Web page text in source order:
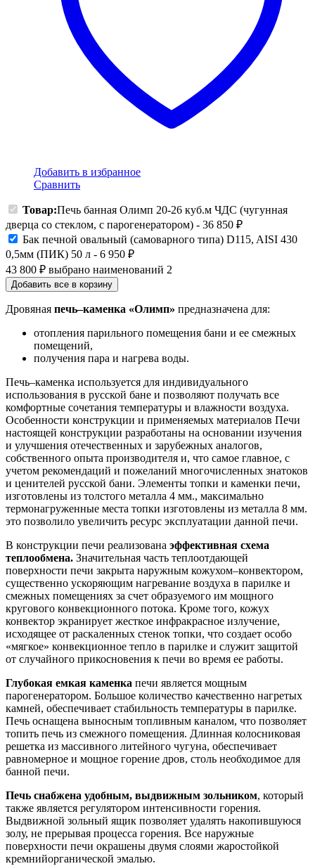
Добавить в избранное
Сравнить
Товар:Печь банная Олимп 20-26 куб.м ЧДС (чугунная
дверца со стеклом, с парогенератором) - 36 850 ₽
Бак печной овальный (самоварного типа) D115, AISI 430
0,5мм (ПИК) 50 л - 6 950 ₽
43 800 ₽ выбрано наименований 2
Добавить все в корзину
Дровяная печь–каменка «Олимп» предназначена для:
отопления парильного помещения бани и ее смежных
помещений,
получения пара и нагрева воды.
Печь–каменка используется для индивидуального
использования в русской бане и позволяют получать все
комфортные сочетания температуры и влажности воздуха.
Особенности конструкции и применяемых материалов Печи
настоящей конструкции разработаны на основании изучения
и улучшения отечественных и зарубежных аналогов,
собственного опыта производителя и, что самое главное, с
учетом рекомендаций и пожеланий многочисленных знатоков
и ценителей русской бани. Элементы топки и каменки печи,
изготовлены из толстого металла 4 мм., максимально
термонагруженные места топки изготовлены из металла 8 мм.
это позволило увеличить ресурс эксплуатации данной печи.
В конструкции печи реализована эффективная схема
теплообмена. Значительная часть теплоотдающей
поверхности печи закрыта наружным кожухом–конвектором,
существенно ускоряющим нагревание воздуха в парилке и
смежных помещениях за счет образуемого им мощного
кругового конвекционного потока. Кроме того, кожух
конвектор экранирует жесткое инфракрасное излучение,
исходящее от раскаленных стенок топки, что создает особо
«мягкое» конвекционное тепло в парилке и служит защитой
от случайного прикосновения к печи во время ее работы.
Глубокая емкая каменка печи является мощным
парогенератором. Большое количество качественно нагретых
камней, обеспечивает стабильность температуры в парилке.
Печь оснащена выносным топливным каналом, что позволяет
топить печь из смежного помещения. Длинная колосниковая
решетка из массивного литейного чугуна, обеспечивает
равномерное и мощное горение дров, столь необходимое для
банной печи.
Печь снабжена удобным, выдвижным зольником, который
также является регулятором интенсивности горения.
Выдвижной зольный ящик позволяет удалять накопившуюся
золу, не прерывая процесса горения. Все наружные
поверхности печи окрашены двумя слоями жаростойкой
кремнийорганической эмалью.